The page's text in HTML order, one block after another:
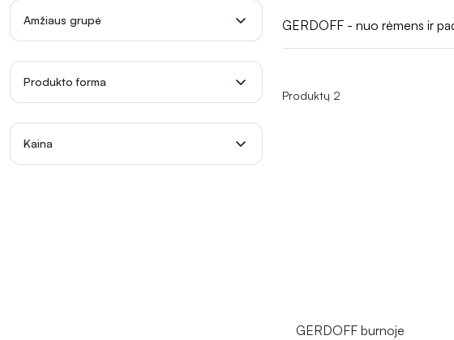
Amžiaus grupė
Produkto forma
Kaina
gali prisidėti prie bendros
GERDOFF - nuo rėmens ir
Produktų 2
GERDOFF burnoje